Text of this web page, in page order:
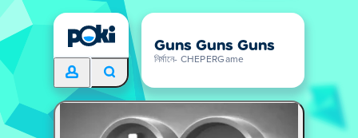
Guns Guns Guns
নির্মানে- CHEPERGame